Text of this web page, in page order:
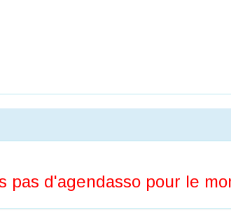
pas d'agendasso pour le